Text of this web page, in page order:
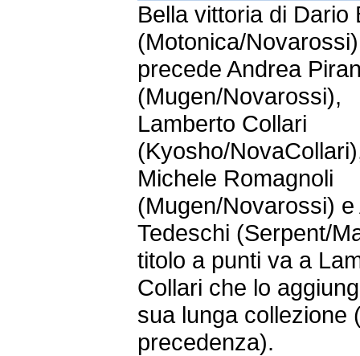
Bella vittoria di Dario
(Motonica/
precede Andrea
(Mugen/Novarossi),
Lamberto Collari
(Kyosho/
Michele Romagnoli
(Mugen/Novarossi) e
Tedeschi (Serpent/
titolo a punti va a
Collari che lo
sua lunga collezione
precedenza).